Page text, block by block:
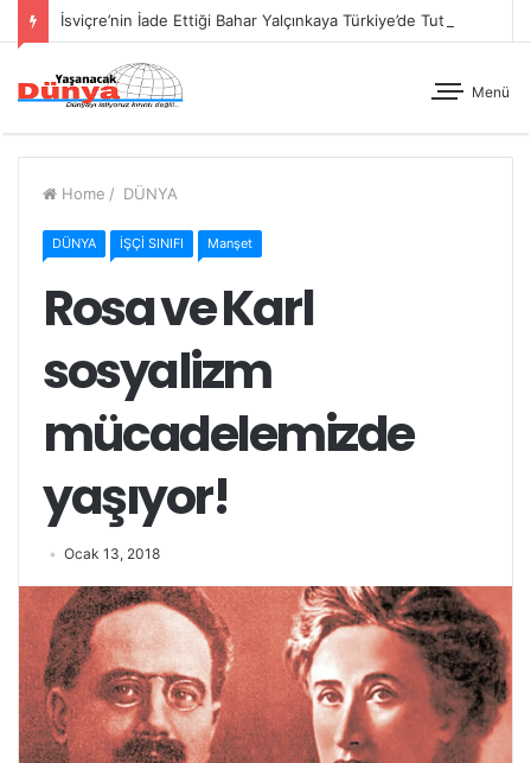
Menü
Home / DÜNYA
DÜNYA İŞÇİ SINIFI Manşet
Rosa ve Karl
sosyalizm
mücadelemizde
yaşıyor!
Ocak 13, 2018